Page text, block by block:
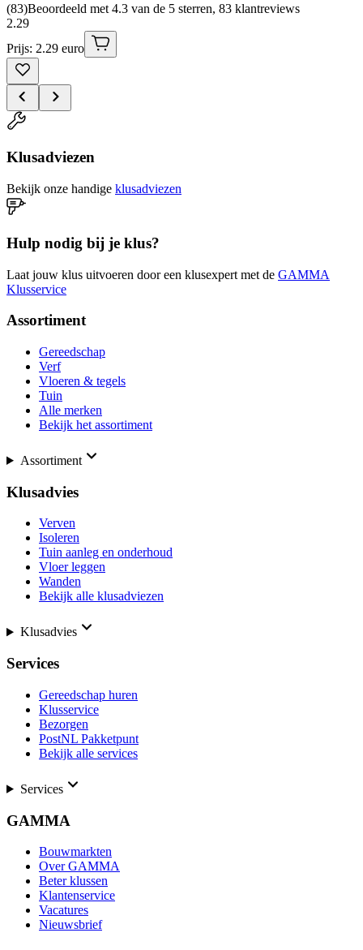
(83)Beoordeeld met 4.3 van de 5 sterren, 83 klantreviews
2.29
Prijs: 2.29 euro
Klusadviezen
Bekijk onze handige klusadviezen
Hulp nodig bij je klus?
Laat jouw klus uitvoeren door een klusexpert met de GAMMA
Klusservice
Assortiment
Gereedschap
Verf
Vloeren & tegels
Tuin
Alle merken
Bekijk het assortiment
Assortiment
Klusadvies
Verven
Isoleren
Tuin aanleg en onderhoud
Vloer leggen
Wanden
Bekijk alle klusadviezen
Klusadvies
Services
Gereedschap huren
Klusservice
Bezorgen
PostNL Pakketpunt
Bekijk alle services
Services
GAMMA
Bouwmarkten
Over GAMMA
Beter klussen
Klantenservice
Vacatures
Nieuwsbrief